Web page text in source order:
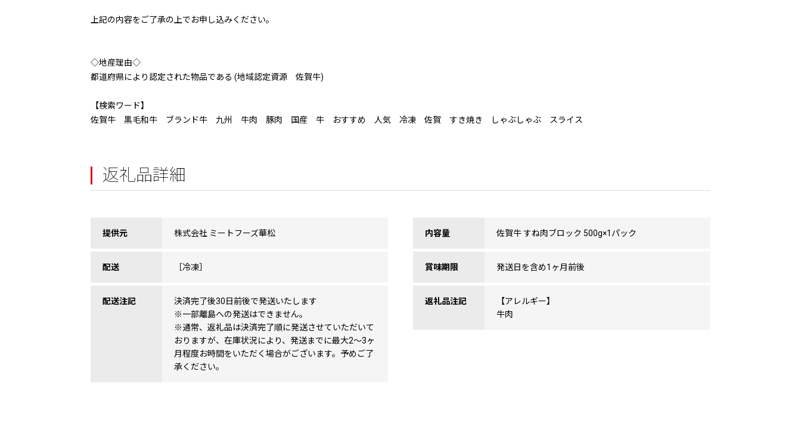
上記の内容をご了承の上でお申し込みください。
◇地産理由◇
都道府県により認定された物品である (地域認定資源 佐賀牛)
【検索ワード】
佐賀牛 黒毛和牛 ブランド牛 九州 牛肉 豚肉 国産 牛 おすすめ 人気 冷凍 佐賀 すき焼き しゃぶしゃぶ スライス
返礼品詳細
提供元 株式会社 ミートフーズ華松
配送 ［冷凍］
配送注記
決済完了後30日前後で発送いたします
※一部離島への発送はできません。
※通常、返礼品は決済完了順に発送させていただいて
おりますが、在庫状況により、発送までに最大2～3ヶ
月程度お時間をいただく場合がございます。予めご了
承ください。
内容量 佐賀牛 すね肉ブロック 500g×1パック
賞味期限 発送日を含め1ヶ月前後
返礼品注記
【アレルギー】
牛肉